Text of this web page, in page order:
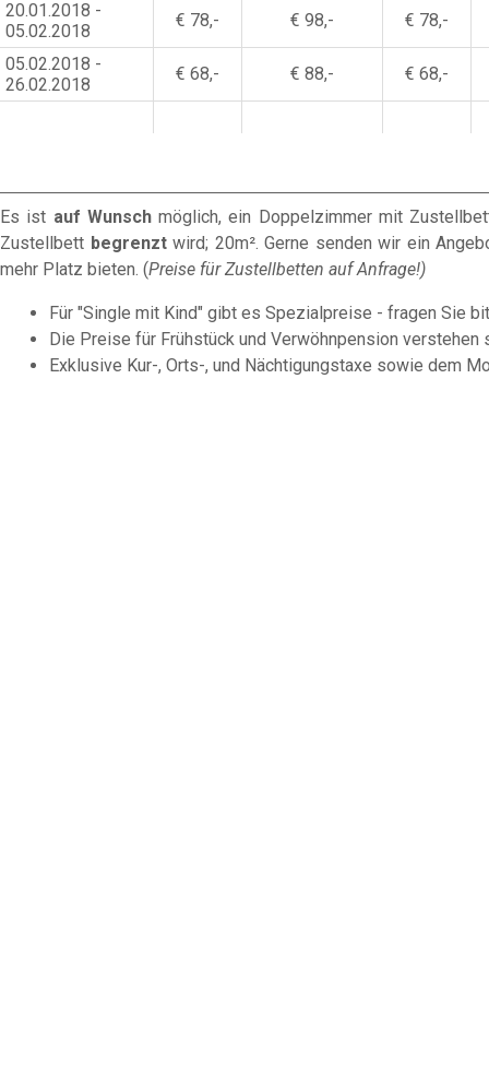
20.01.2018 -
05.02.2018
€ 78,- € 98,- € 78,-
05.02.2018 -
26.02.2018
€ 68,- € 88,- € 68,-
Es ist auf Wunschmöglich, ein Doppelzimmer mit
Zustellbett begrenztwird; 20m². Gerne senden wir ein
mehr Platz bieten. (Preise für Zustellbetten auf Anfrage!)
Für "Single mit Kind" gibt es Spezialpreise - fragen Sie
Die Preise für Frühstück und Verwöhnpension
Exklusive Kur-, Orts-, und Nächtigungstaxe sowie dem